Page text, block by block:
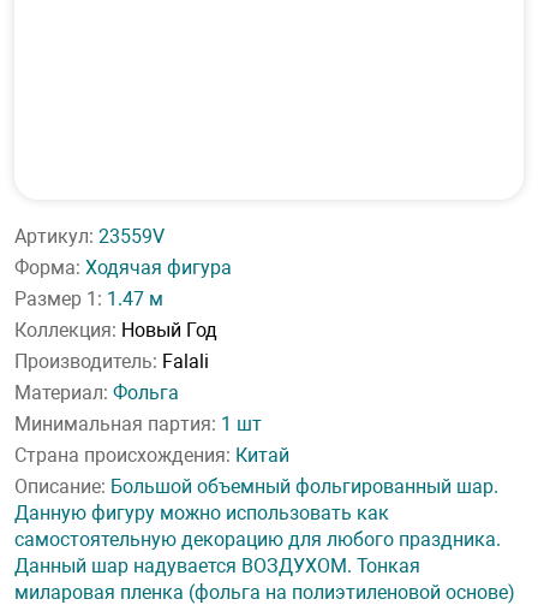
Артикул: 23559V
Форма: Ходячая фигура
Размер 1: 1.47 м
Коллекция: Новый Год
Производитель: Falali
Материал: Фольга
Минимальная партия: 1 шт
Страна происхождения: Китай
Описание: Большой объемный фольгированный шар.
Данную фигуру можно использовать как
самостоятельную декорацию для любого праздника.
Данный шар надувается ВОЗДУХОМ. Тонкая
миларовая пленка (фольга на полиэтиленовой основе)